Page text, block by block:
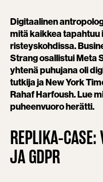
Digitaalinen
mitä kaikkea tapahtuu
risteyskohdissa.
Strang osallistui Meta
yhtenä puhujana oli
tutkija ja New York
Rahaf Harfoush. Lue
puheenvuoro herätti.
REPLIKA-CASE:
JA GDPR